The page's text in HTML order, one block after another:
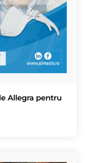
Allegra pentru